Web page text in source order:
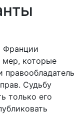
Франции
мер, которые
Судьбу
только его